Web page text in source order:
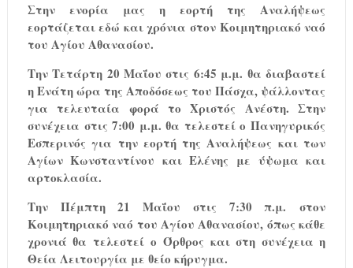
Στην ενορία μας η εορτή της Αναλήψεως
εορτάζεται εδώ και χρόνια στον Κοιμητηριακό ναό
του Αγίου Αθανασίου.
Την Τετάρτη 20 Μαΐου στις 6:45 μ.μ. θα διαβαστεί
η Ενάτη ώρα της Αποδόσεως του Πάσχα, ψάλλοντας
για τελευταία φορά το Χριστός Ανέστη. Στην
συνέχεια στις 7:00 μ.μ. θα τελεστεί ο Πανηγυρικός
Εσπερινός για την εορτή της Αναλήψεως και των
Αγίων Κωνσταντίνου και Ελένης με ύψωμα και
αρτοκλασία.
Την Πέμπτη 21 Μαΐου στις 7:30 π.μ. στον
Κοιμητηριακό ναό του Αγίου Αθανασίου, όπως κάθε
χρονιά θα τελεστεί ο Όρθρος και στη συνέχεια η
Θεία Λειτουργία με θείο κήρυγμα.